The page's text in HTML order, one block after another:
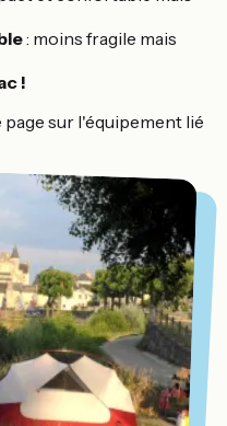
: moins fragile mais
!
page sur l'équipement lié